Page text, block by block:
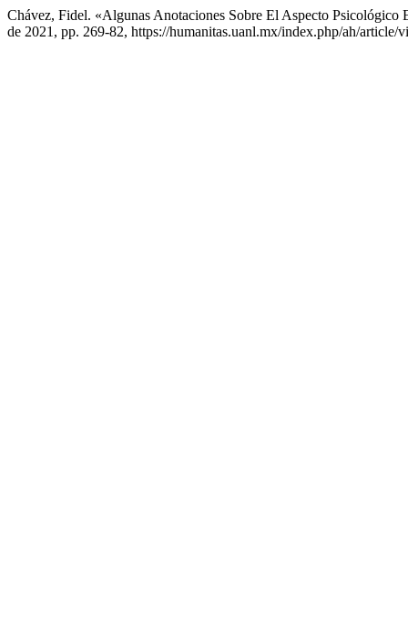
Chávez, Fidel. «Algunas Anotaciones Sobre El Aspecto
de 2021, pp. 269-82, https://humanitas.uanl.mx/index.php/ah/article/